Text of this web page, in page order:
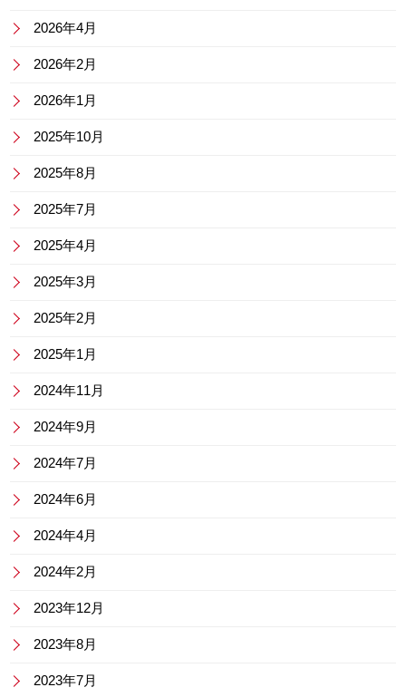
2026年4月
2026年2月
2026年1月
2025年10月
2025年8月
2025年7月
2025年4月
2025年3月
2025年2月
2025年1月
2024年11月
2024年9月
2024年7月
2024年6月
2024年4月
2024年2月
2023年12月
2023年8月
2023年7月